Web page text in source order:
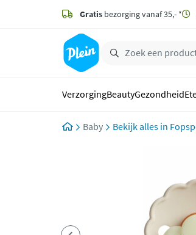
zoeken
hoofdinhoud
Gratis bezorging vanaf 35,- *
VerzorgingBeautyGezondheid
Baby